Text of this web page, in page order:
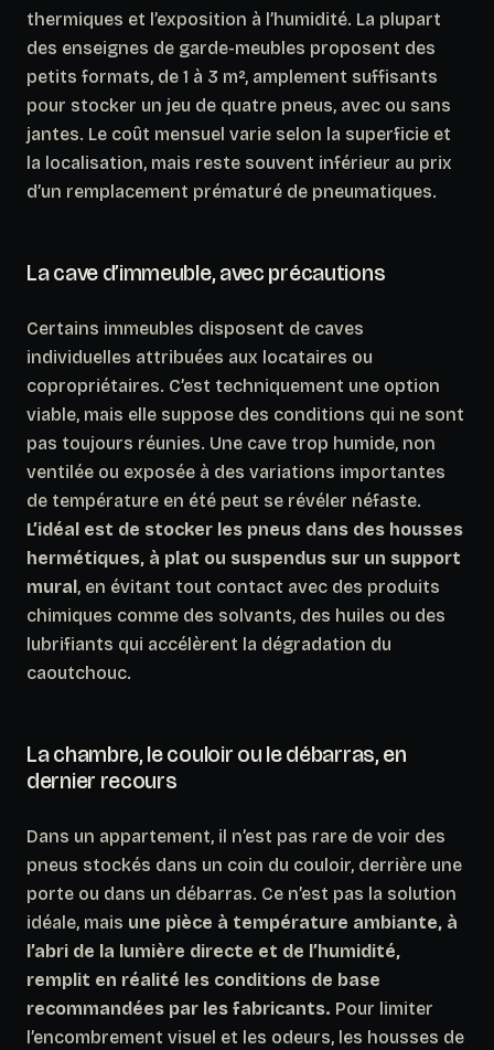
thermiques et l’exposition à l’humidité. La plupart
des enseignes de garde-meubles proposent des
petits formats, de 1 à 3 m², amplement suffisants
pour stocker un jeu de quatre pneus, avec ou sans
jantes. Le coût mensuel varie selon la superficie et
la localisation, mais reste souvent inférieur au prix
d’un remplacement prématuré de pneumatiques.
La cave d’immeuble, avec précautions
Certains immeubles disposent de caves
individuelles attribuées aux locataires ou
copropriétaires. C’est techniquement une option
viable, mais elle suppose des conditions qui ne sont
pas toujours réunies. Une cave trop humide, non
ventilée ou exposée à des variations importantes
de température en été peut se révéler néfaste.
L’idéal est de stocker les pneus dans des housses
hermétiques, à plat ou suspendus sur un support
mural, en évitant tout contact avec des produits
chimiques comme des solvants, des huiles ou des
lubrifiants qui accélèrent la dégradation du
caoutchouc.
La chambre, le couloir ou le débarras, en
dernier recours
Dans un appartement, il n’est pas rare de voir des
pneus stockés dans un coin du couloir, derrière une
porte ou dans un débarras. Ce n’est pas la solution
idéale, mais une pièce à température ambiante, à
l’abri de la lumière directe et de l’humidité,
remplit en réalité les conditions de base
recommandées par les fabricants. Pour limiter
l’encombrement visuel et les odeurs, les housses de